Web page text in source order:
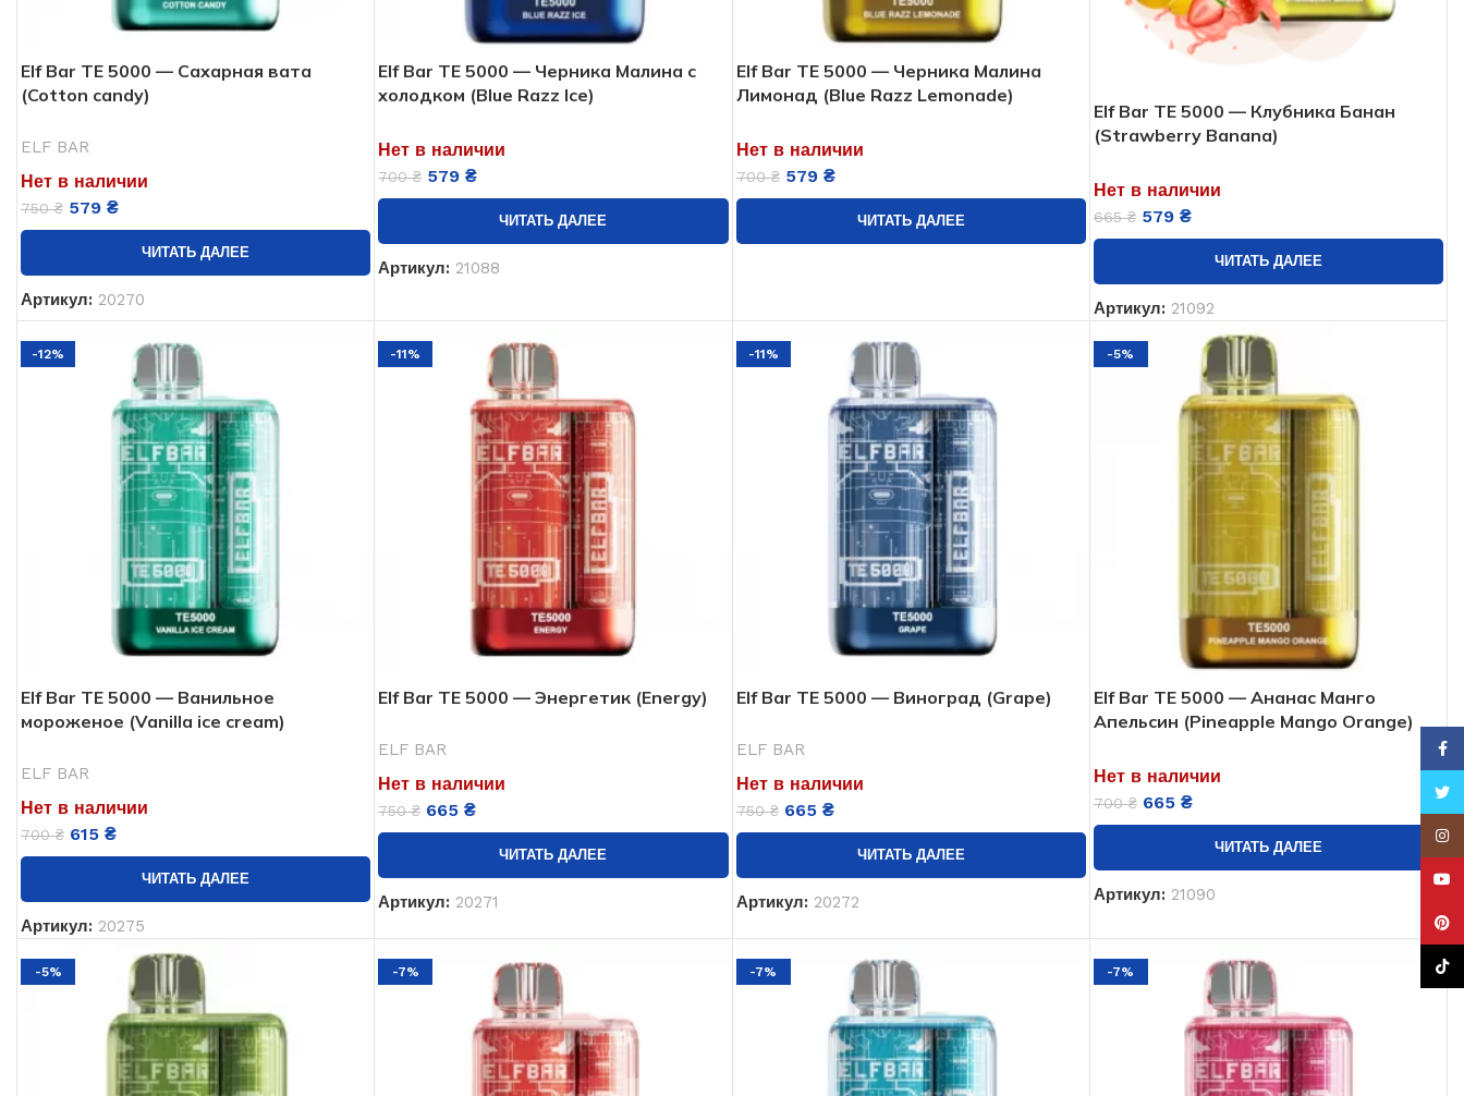
Elf Bar ТЕ 5000 — Сахарная вата
(Cotton candy)
ELF BAR
Нет в наличии
750₴ 579 ₴
ЧИТАТЬ ДАЛЕЕ
Артикул: 20270
Elf Bar TE 5000 — Черника Малина с
холодком (Blue Razz Ice)
Нет в наличии
700₴ 579₴
ЧИТАТЬ ДАЛЕЕ
Артикул: 21088
Elf Bar TE 5000 — Черника Малина
Лимонад (Blue Razz Lemonade)
Нет в наличии
700₴ 579 ₴
ЧИТАТЬ ДАЛЕЕ
Elf Bar TE 5000 — Клубника Банан
(Strawberry Banana)
Нет в наличии
665₴ 579 ₴
ЧИТАТЬ ДАЛЕЕ
Артикул: 21092
-12%
Elf Bar ТЕ 5000 — Ванильное
мороженое (Vanilla ice cream)
ELF BAR
Нет в наличии
700₴ 615 ₴
ЧИТАТЬ ДАЛЕЕ
Артикул: 20275
-11%
Elf Bar TE 5000 — Энергетик (Energy)
ELF BAR
Нет в наличии
750₴ 665₴
ЧИТАТЬ ДАЛЕЕ
Артикул: 20271
-11%
Elf Bar TE 5000 — Виноград (Grape)
ELF BAR
Нет в наличии
750₴ 665 ₴
ЧИТАТЬ ДАЛЕЕ
Артикул: 20272
-5%
Elf Bar TE 5000 — Ананас Манго
Апельсин (Pineapple Mango Orange)
Нет в наличии
700₴ 665 ₴
ЧИТАТЬ ДАЛЕЕ
Артикул: 21090
-5% -7% -7% -7%